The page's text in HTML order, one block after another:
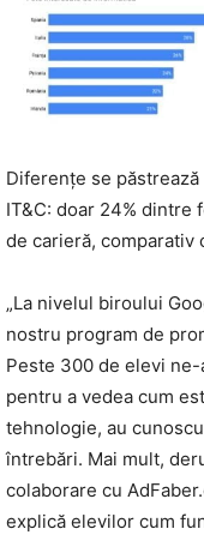
Diferențe se
IT&C: doar 24% dintre
de carieră, comparativ
„La nivelul biroului
nostru program de
Peste 300 de elevi
pentru a vedea cum
tehnologie, au
întrebări. Mai mult,
colaborare cu
explică elevilor cum